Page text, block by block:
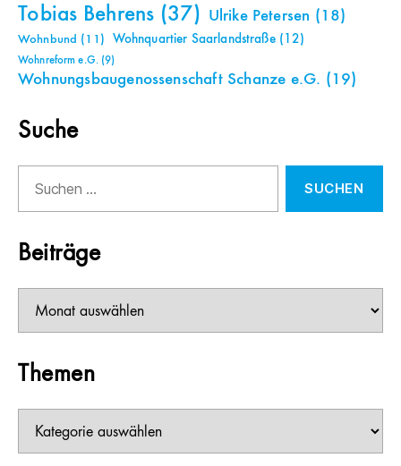
Tobias Behrens (37) Ulrike Petersen (18)
Wohnbund (11) Wohnquartier Saarlandstraße(12)
Wohnreform e.G.(9)
Wohnungsbaugenossenschaft Schanze e.G. (19)
Suche
nach:
Beiträge
Themen